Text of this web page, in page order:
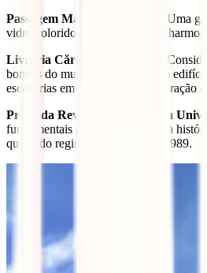
Passagem Macca-Vilacrosse
– Uma
vidro colorido que abriga cafés
Livraria Cărturești Carusel
–
bonitas do mundo, instalada num
escadarias em espiral e uma decoração
Praça da Revolução e Praça da
fundamentais para compreender a
queda do regime comunista em 1989.